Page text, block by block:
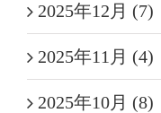
2025年12月 (7)
2025年11月 (4)
2025年10月 (8)